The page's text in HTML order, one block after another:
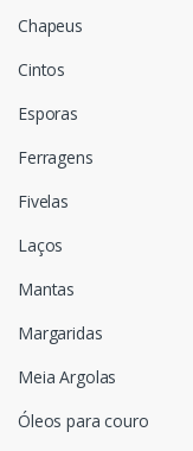
Chapeus
Cintos
Esporas
Ferragens
Fivelas
Laços
Mantas
Margaridas
Meia Argolas
Óleos para couro